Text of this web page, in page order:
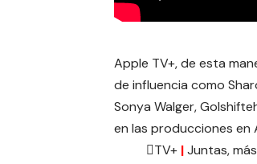
Apple TV+, de esta
de influencia como
Sonya Walger,
en las producciones en
TV+ |Juntas,